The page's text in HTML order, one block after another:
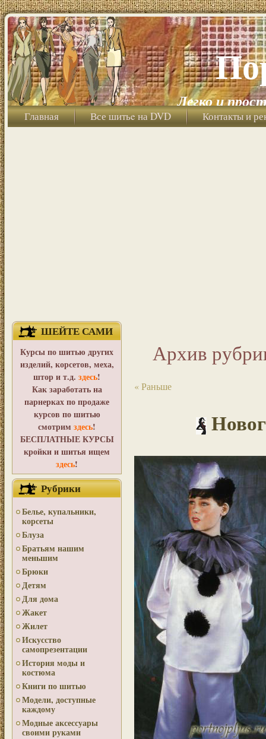
Легко и
Главная Все шитьe на DVD Контакты и
ШЕЙТЕ САМИ
Курсы по шитью других
изделий, корсетов, меха,
штор и т.д. здесь!
Как заработать на
парнерках по продаже
курсов по шитью
смотрим здесь!
БЕСПЛАТНЫЕ КУРСЫ
кройки и шитья ищем
здесь!
Рубрики
Белье, купальники,
корсеты
Блуза
Братьям нашим
меньшим
Брюки
Детям
Для дома
Жакет
Жилет
Искусство
самопрезентации
История моды и
костюма
Книги по шитью
Модели, доступные
каждому
Модные аксессуары
своими руками
Архив
« Раньше